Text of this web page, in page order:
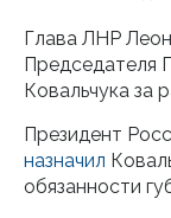
Глава ЛНР
Председателя
Ковальчука за
Президент
назначил
обязанности